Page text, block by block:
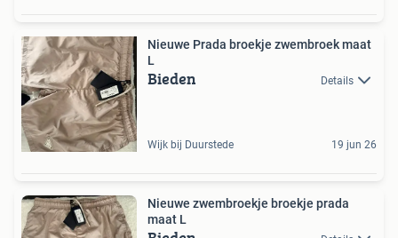
Nieuwe Prada broekje zwembroek maat
L
Bieden Details
Wijk bij Duurstede 19 jun 26
Nieuwe zwembroekje broekje prada
maat L